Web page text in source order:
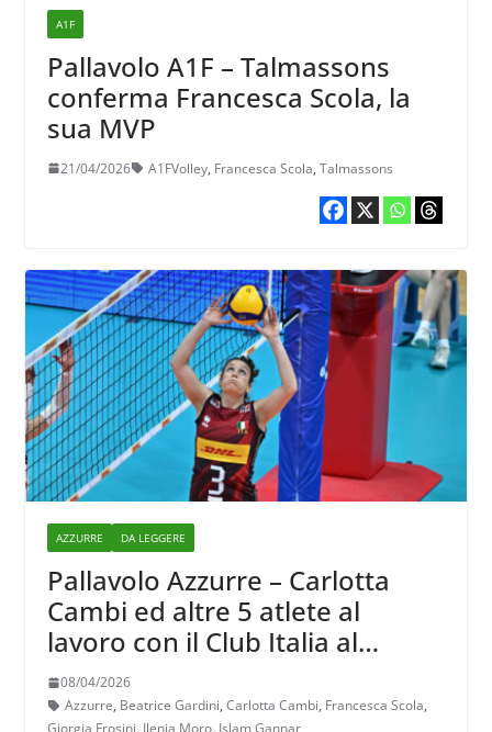
A1F
Pallavolo A1F – Talmassons
conferma Francesca Scola, la
sua MVP
21/04/2026 A1FVolley, Francesca Scola, Talmassons
AZZURRE DA LEGGERE
Pallavolo Azzurre – Carlotta
Cambi ed altre 5 atlete al
lavoro con il Club Italia al
Centro Pavesi
08/04/2026
Azzurre, Beatrice Gardini, Carlotta Cambi, Francesca Scola,